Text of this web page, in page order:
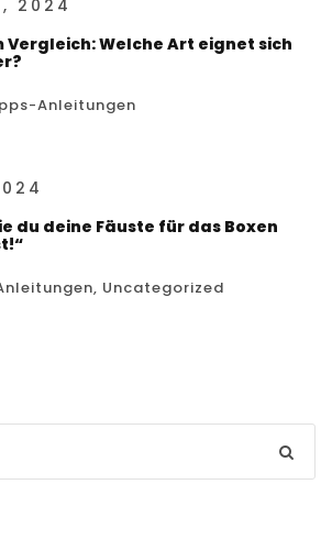
2024
Vergleich: Welche Art eignet sich
Anleitungen
du deine Fäuste für das Boxen
, Uncategorized